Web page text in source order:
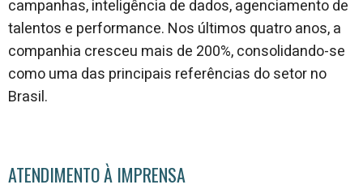
campanhas, inteligência de dados, agenciamento de
talentos e performance. Nos últimos quatro anos, a
companhia cresceu mais de 200%, consolidando-se
como uma das principais referências do setor no
Brasil.
ATENDIMENTO À IMPRENSA